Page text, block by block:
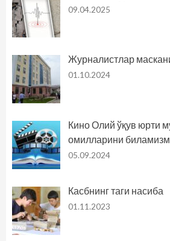
09.04.2025
Журналистлар
01.10.2024
Кино Олий ўқув юрти
омилларини
05.09.2024
Касбнинг таги насиба
01.11.2023